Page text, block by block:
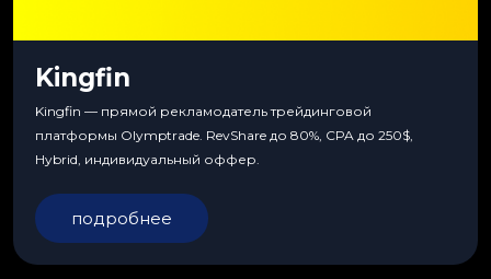
Kingfin
Kingfin — прямой рекламодатель трейдинговой
платформы Olymptrade. RevShare до 80%, CPA до 250$,
Hybrid, индивидуальный оффер.
подробнее